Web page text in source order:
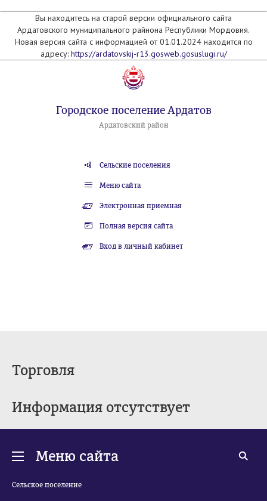
Вы находитесь на старой версии официального сайта
Ардатовского муниципального райнона Республики Мордовия.
Новая версия сайта с информацией от 01.01.2024 находится по
адресу: https://ardatovskij-r13.gosweb.gosuslugi.ru/
Городское поселение Ардатов
Ардатовский район
Сельские поселения
Меню сайта
Электронная приемная
Полная версия сайта
Вход в личный кабинет
Торговля
Информация отсутствует
Меню сайта
Сельское поселение